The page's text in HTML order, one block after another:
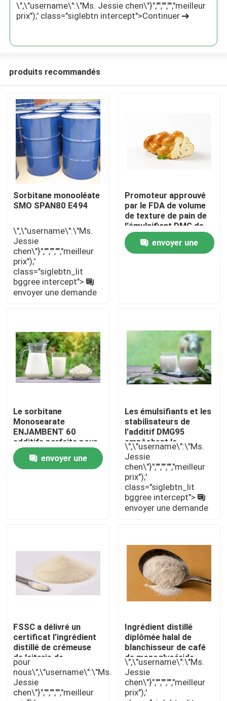
Maison
Produits
Vidéos
Exposition de VR
Visite d'usine
Contrôle de qualité
Nouvelles
Demandez une citation
Émulsifiant alimentaire E471
Émulsifiants alimentaires naturels
Monoglycéride distillé
Mono et diglycérides
Monostéarate de glycérol
Émulsifiant de promoteur de gâteau
\",\"username\":\"Ms. Jessie chen\"}","","","","meilleur
prix");' class="siglebtn intercept">Continuer
produits recommandés
Sorbitane monooléate
SMO SPAN80 E494
\",\"username\":\"Ms.
Jessie
chen\"}","","","","meilleur
prix");'
class="siglebtn_lit
bggree intercept">
envoyer une demande
Promoteur approuvé
par le FDA de volume
de texture de pain de
l'émulsifiant DMG de
catégorie comestible
envoyer une
Le sorbitane
Monosearate
ENJAMBENT 60
additifs parfaits pour
des laitages
augmentant la
stabilité et
envoyer une
Les émulsifiants et les
stabilisateurs de
l'additif DMG95
empêchent la
stratification possible
en lait
\",\"username\":\"Ms.
Jessie
chen\"}","","","","meilleur
prix");'
class="siglebtn_lit
bggree intercept">
envoyer une demande
FSSC a délivré un
certificat l'ingrédient
distillé de crémeuse
de laiterie de
monoglycéride
d'additif non
pour
nous\",\"username\":\"Ms.
Jessie
chen\"}","","","","meilleur
Ingrédient distillé
diplômée halal de
blanchisseur de café
de monoglycéride
d'additif
\",\"username\":\"Ms.
Jessie
chen\"}","","","","meilleur
prix");'